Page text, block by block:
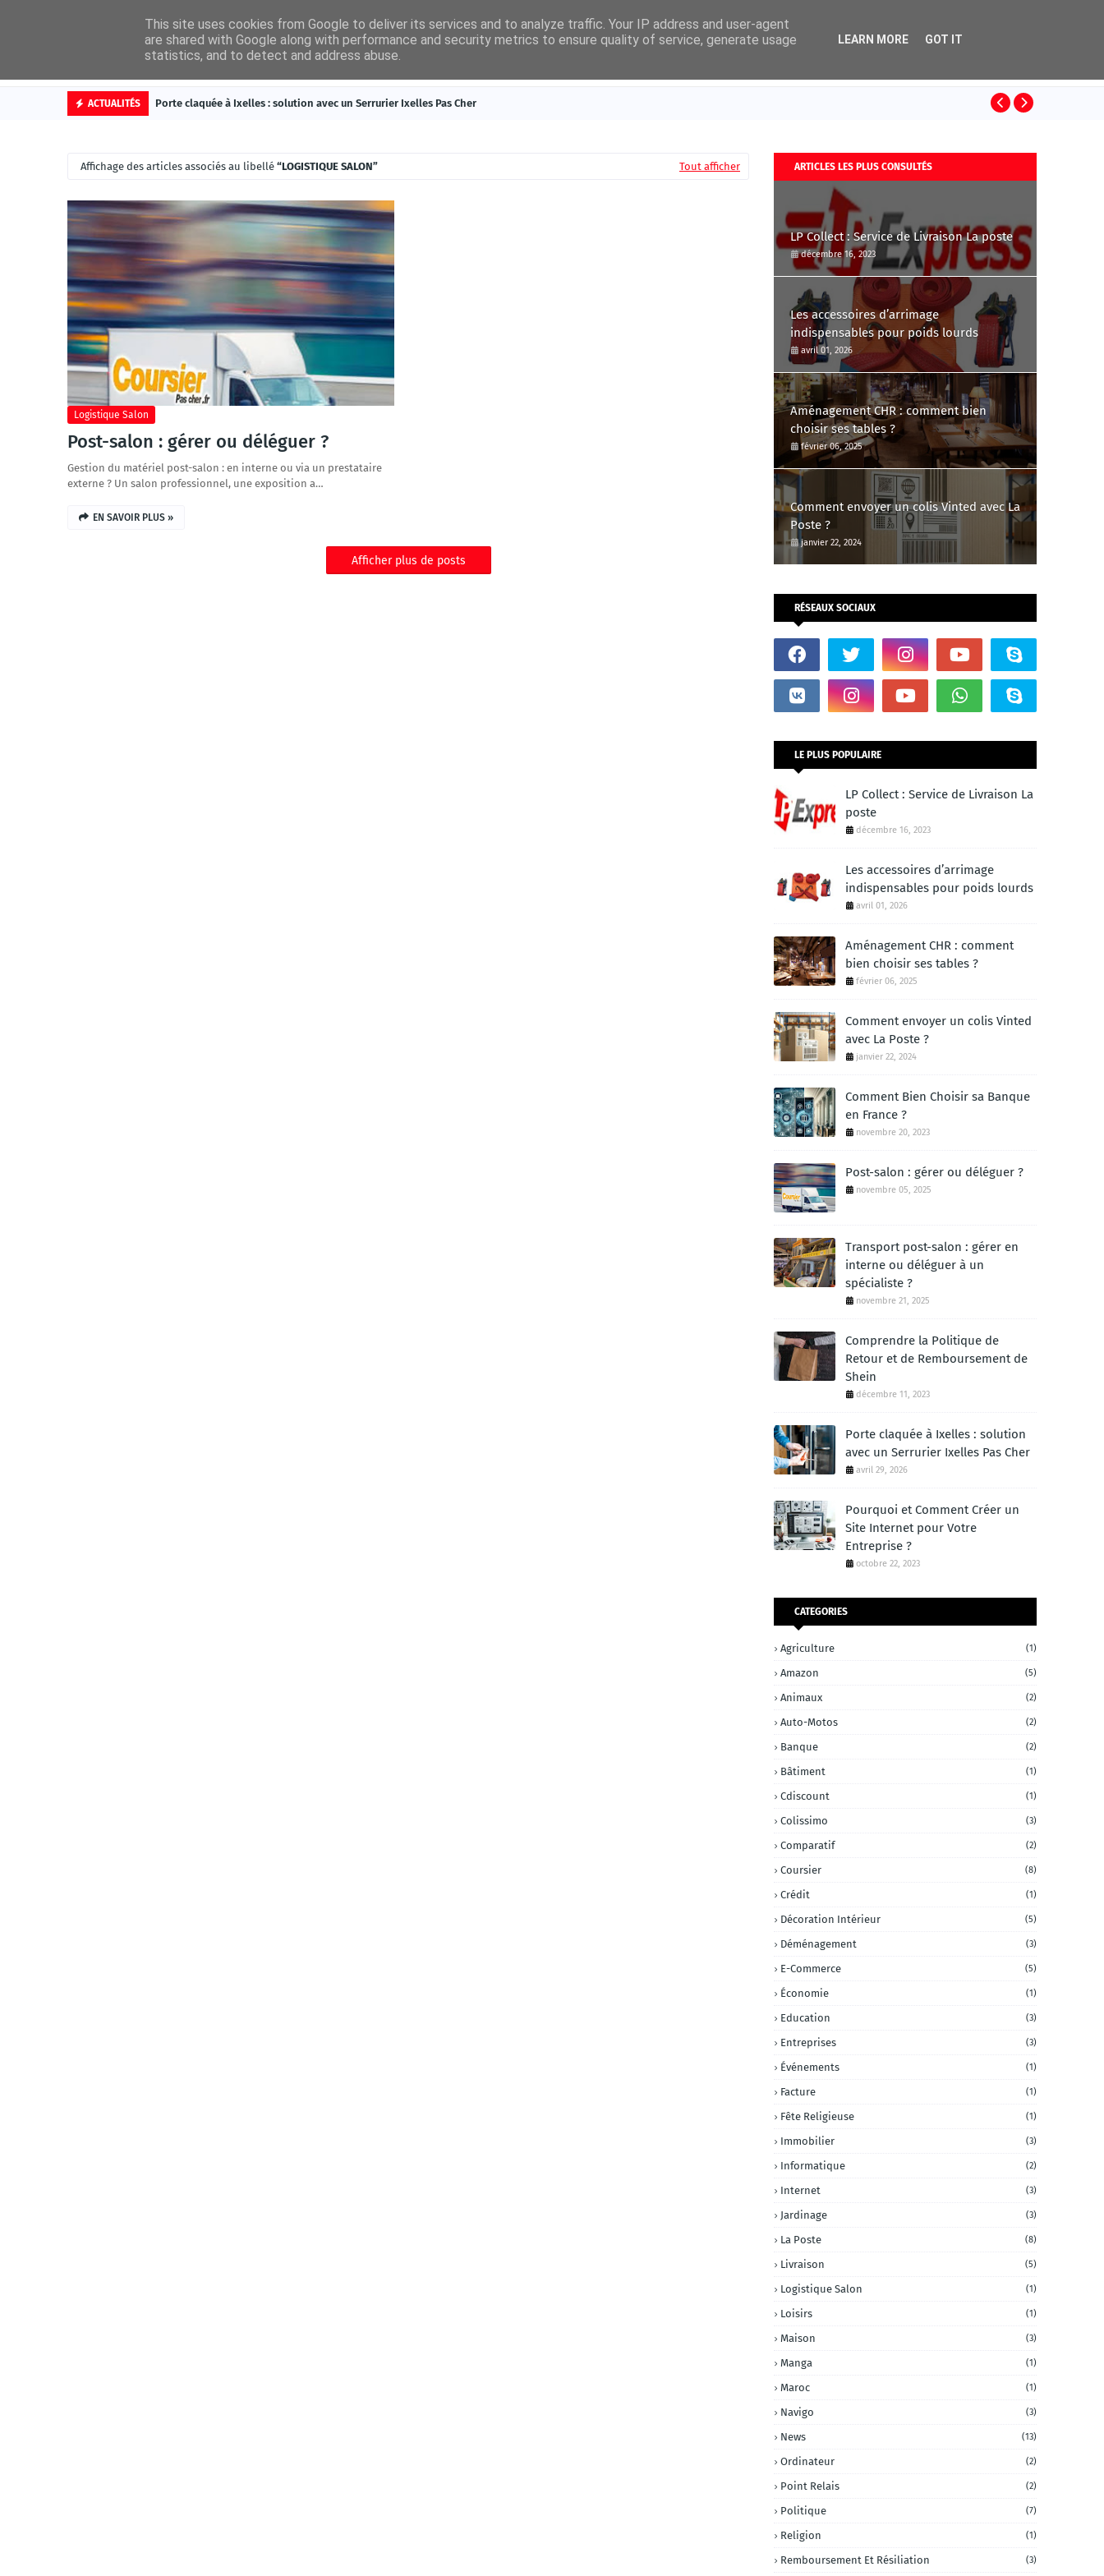
Accueil Catégories
ACTUALITÉS Porte claquée à Ixelles : solution avec un Serrurier Ixelles Pas Cher
Affichage des articles associés au libellé LOGISTIQUE SALON Tout afficher
Logistique Salon
Post-salon : gérer ou déléguer ?
Gestion du matériel post-salon : en interne ou via un prestataire
externe ? Un salon professionnel, une exposition a…
EN SAVOIR PLUS »
Afficher plus de posts
ARTICLES LES PLUS CONSULTÉS
LP Collect : Service de Livraison La poste
décembre 16, 2023
Les accessoires d’arrimage
indispensables pour poids lourds
avril 01, 2026
Aménagement CHR : comment bien
choisir ses tables ?
février 06, 2025
Comment envoyer un colis Vinted avec La
Poste ?
janvier 22, 2024
RÉSEAUX SOCIAUX
LE PLUS POPULAIRE
LP Collect : Service de Livraison La
poste
décembre 16, 2023
Les accessoires d’arrimage
indispensables pour poids lourds
avril 01, 2026
Aménagement CHR : comment
bien choisir ses tables ?
février 06, 2025
Comment envoyer un colis Vinted
avec La Poste ?
janvier 22, 2024
Comment Bien Choisir sa Banque
en France ?
novembre 20, 2023
Post-salon : gérer ou déléguer ?
novembre 05, 2025
Transport post-salon : gérer en
interne ou déléguer à un
spécialiste ?
novembre 21, 2025
Comprendre la Politique de
Retour et de Remboursement de
Shein
décembre 11, 2023
Porte claquée à Ixelles : solution
avec un Serrurier Ixelles Pas Cher
avril 29, 2026
Pourquoi et Comment Créer un
Site Internet pour Votre
Entreprise ?
octobre 22, 2023
CATEGORIES
Agriculture (1)
Amazon (5)
Animaux (2)
Auto-Motos (2)
Banque (2)
Bâtiment (1)
Cdiscount (1)
Colissimo (3)
Comparatif (2)
Coursier (8)
Crédit (1)
Décoration Intérieur (5)
Déménagement (3)
E-Commerce (5)
Économie (1)
Education (3)
Entreprises (3)
Événements (1)
Facture (1)
Fête Religieuse (1)
Immobilier (3)
Informatique (2)
Internet (3)
Jardinage (3)
La Poste (8)
Livraison (5)
Logistique Salon (1)
Loisirs (1)
Maison (3)
Manga (1)
Maroc (1)
Navigo (3)
News (13)
Ordinateur (2)
Point Relais (2)
Politique (7)
Religion (1)
Remboursement Et Résiliation (3)
This site uses cookies from Google to deliver its services and to analyze traffic. Your IP address and user-agent
are shared with Google along with performance and security metrics to ensure quality of service, generate usage
statistics, and to detect and address abuse.
LEARN MORE GOT IT